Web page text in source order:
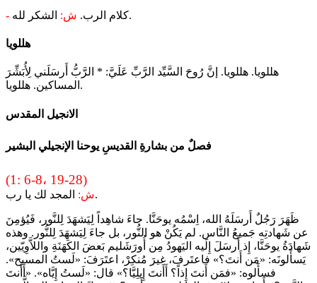
- كلام الرب. ش: الشكر لله.
هللويا
هللويا. هللويا. إنَّ رُوحَ السَّيِّد الرَّبِّ عَلَيَّ: * الرَّبُّ أَرسَلَني لِأُبَشِّرَ
المساكين. هللويا.
الانجيل المقدس
فصلٌ من بشارةِ القديسِ يوحنا الإنجيلي البشير
(1: 6-8، 19-28)
ش:المجد لك يا رب.
ظَهَرَ رَجُلٌ أَرسَلَهُ الله، اِسْمُه يوحَنَّا. جاءَ شاهِداً لِيَشهَدَ لِلنَّور، فَيُؤمِنَ
عن شَهادتِه جَميعُ النَّاس. لم يَكُنْ هو النُّور، بل جاءَ لِيَشهَدَ لِلنُّور. وهذه
شَهادَةُ يوحَنَّا، إِذ أَرسَلَ إِلَيه اليَهودُ مِن أُورَشَليم بَعضَ الكَهَنَةِ واللاَّوِيّين،
يَسأَلونَه: «مَن أَنتَ؟» فاعتَرفَ، غيرَ مُنكِرْ، اعتَرَفَ: «لَستُ المسيح».
فسأَلوه: «فمَن أَنتَ إِذاً؟ أَأَنتَ إِيلِيَّا؟» قال: «لَستُ إِيَّاه». «أَأَنتَ